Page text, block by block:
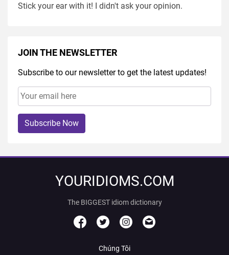
Stick your ear with it! I didn't ask your opinion.
JOIN THE NEWSLETTER
Subscribe to our newsletter to get the latest updates!
Subscribe Now
YOURIDIOMS.COM
The BIGGEST idiom dictionary
Chúng Tôi